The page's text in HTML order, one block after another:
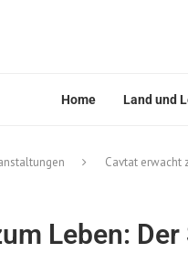
Home Land und
Cavtat erwacht
Leben: